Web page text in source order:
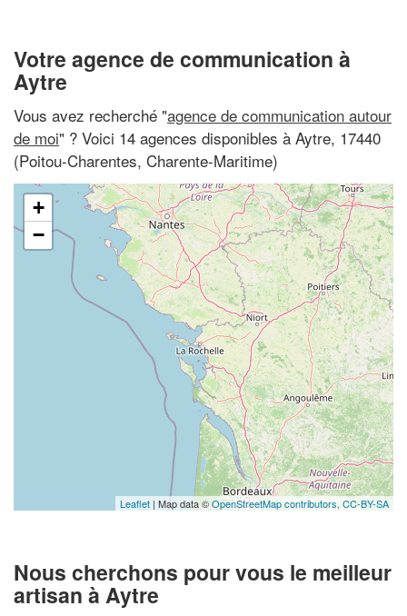
Votre agence de communication à
Aytre
Vous avez recherché "agence de communication autour
de moi" ? Voici 14 agences disponibles à Aytre, 17440
(Poitou-Charentes, Charente-Maritime)
+
−
Leaflet | Map data ©OpenStreetMap contributors, CC-BY-SA
Nous cherchons pour vous le meilleur
artisan à Aytre